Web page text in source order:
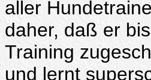
aller
daher, daß er
Training
und lernt